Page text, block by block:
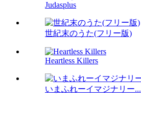
Judasplus
世紀末のうた(フリー版)
Heartless Killers
いまふれーイマジナリー...